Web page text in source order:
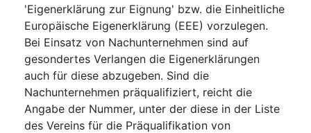
'Eigenerklärung zur Eignung' bzw. die Einheitliche
Europäische Eigenerklärung (EEE) vorzulegen.
Bei Einsatz von Nachunternehmen sind auf
gesondertes Verlangen die Eigenerklärungen
auch für diese abzugeben. Sind die
Nachunternehmen präqualifiziert, reicht die
Angabe der Nummer, unter der diese in der Liste
des Vereins für die Präqualifikation von